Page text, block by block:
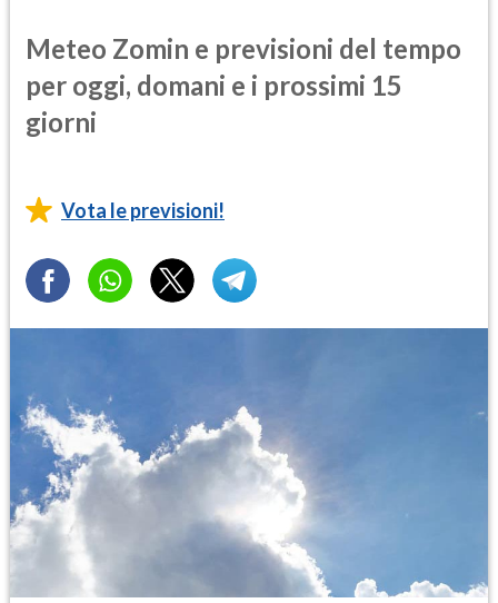
Meteo Zomin e previsioni del tempo
per oggi, domani e i prossimi 15
giorni
Vota le previsioni!